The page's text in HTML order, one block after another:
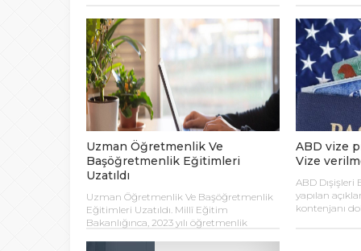
tat bırakan
ve ihracat
Uzman Öğretmenlik Ve
Başöğretmenlik Eğitimleri
Uzatıldı
Uzman Öğretmenlik Ve Başöğretmenlik
Eğitimleri Uzatıldı. Millî Eğitim
Bakanlığınca, 2023 yılı öğretmenlik
ABD vize
Vize
ABD Dışişleri
yapılan
kontenjanı